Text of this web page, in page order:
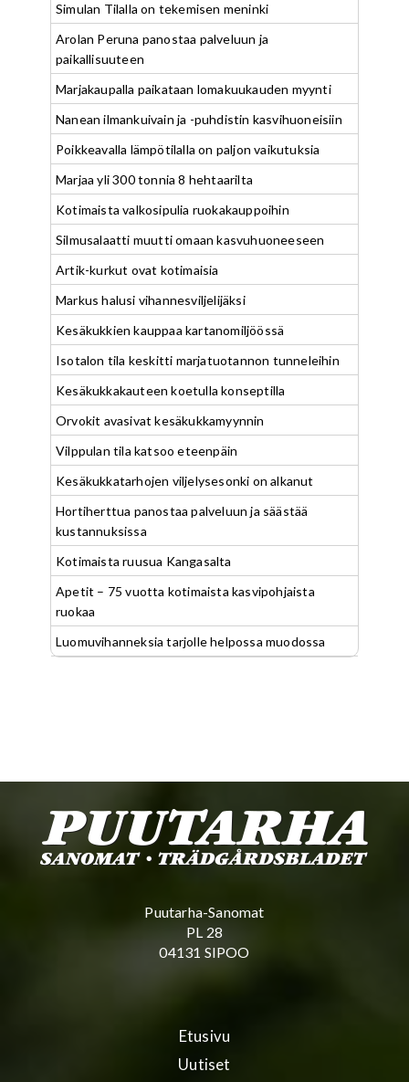
Simulan Tilalla on tekemisen meninki
Arolan Peruna panostaa palveluun ja
paikallisuuteen
Marjakaupalla paikataan lomakuukauden myynti
Nanean ilmankuivain ja -puhdistin kasvihuoneisiin
Poikkeavalla lämpötilalla on paljon vaikutuksia
Marjaa yli 300 tonnia 8 hehtaarilta
Kotimaista valkosipulia ruokakauppoihin
Silmusalaatti muutti omaan kasvuhuoneeseen
Artik-kurkut ovat kotimaisia
Markus halusi vihannesviljelijäksi
Kesäkukkien kauppaa kartanomiljöössä
Isotalon tila keskitti marjatuotannon tunneleihin
Kesäkukkakauteen koetulla konseptilla
Orvokit avasivat kesäkukkamyynnin
Vilppulan tila katsoo eteenpäin
Kesäkukkatarhojen viljelysesonki on alkanut
Hortiherttua panostaa palveluun ja säästää
kustannuksissa
Kotimaista ruusua Kangasalta
Apetit – 75 vuotta kotimaista kasvipohjaista
ruokaa
Luomuvihanneksia tarjolle helpossa muodossa
Puutarha-Sanomat
PL 28
04131 SIPOO
Etusivu
Uutiset